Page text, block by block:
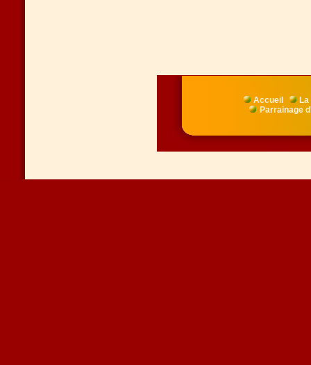
Accueil
Parrainage